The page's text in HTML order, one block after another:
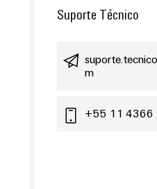
Suporte Técnico
m
+55 11 4366